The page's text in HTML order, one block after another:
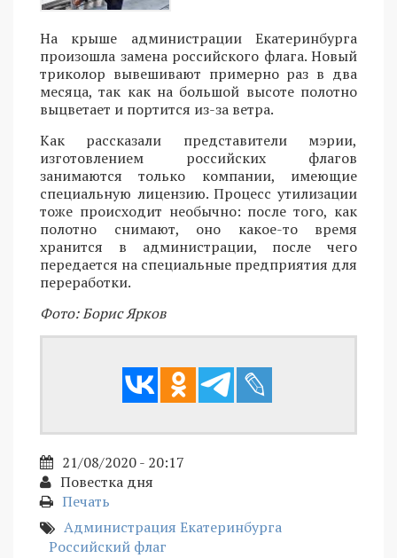
На крыше администрации Екатеринбурга
произошла замена российского флага. Новый
триколор вывешивают примерно раз в два
месяца, так как на большой высоте полотно
выцветает и портится из-за ветра.
Как рассказали представители мэрии,
изготовлением российских флагов
занимаются только компании, имеющие
специальную лицензию. Процесс утилизации
тоже происходит необычно: после того, как
полотно снимают, оно какое-то время
хранится в администрации, после чего
передается на специальные предприятия для
переработки.
Фото: Борис Ярков
21/08/2020 - 20:17
Повестка дня
Печать
Администрация Екатеринбурга
Российский флаг